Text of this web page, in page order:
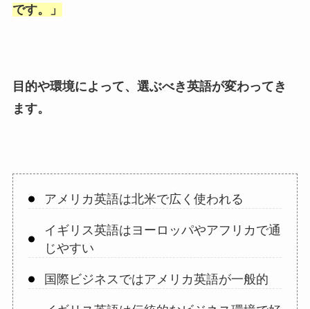
です。
」
目的や環境によって、選ぶべき英語が変わってき
ます。
アメリカ英語は北米で広く使われる
イギリス英語はヨーロッパやアフリカで通
じやすい
国際ビジネスではアメリカ英語が一般的